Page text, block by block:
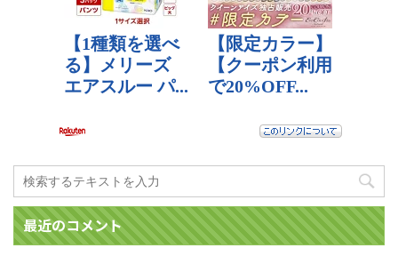
最近のコメント